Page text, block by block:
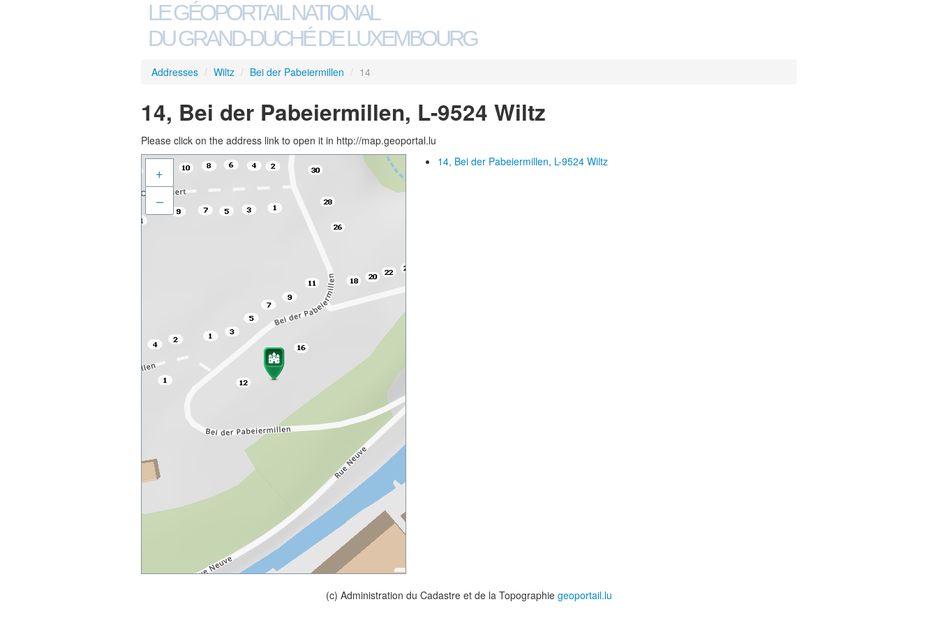
LE GÉOPORTAIL NATIONAL
DU GRAND-DUCHÉ DE LUXEMBOURG
Addresses / Wiltz / Bei der Pabeiermillen / 14
14, Bei der Pabeiermillen, L-9524 Wiltz
Please click on the address link to open it in http://map.geoportal.lu
+
–
14, Bei der Pabeiermillen, L-9524 Wiltz
(c) Administration du Cadastre et de la Topographie geoportail.lu